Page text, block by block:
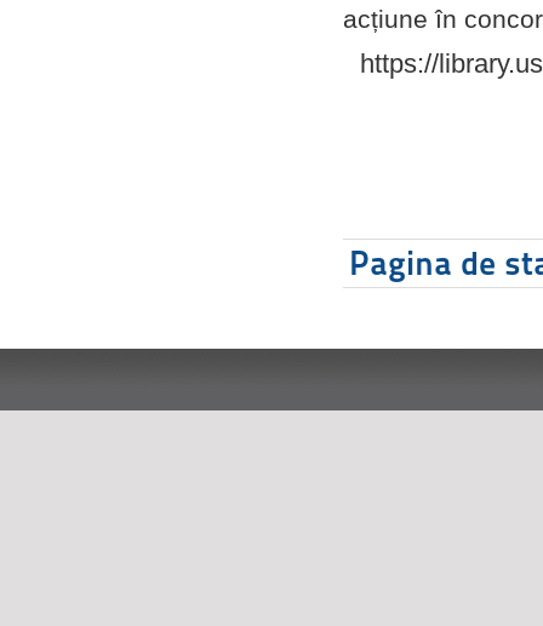
acțiune în
https://
Pagina de